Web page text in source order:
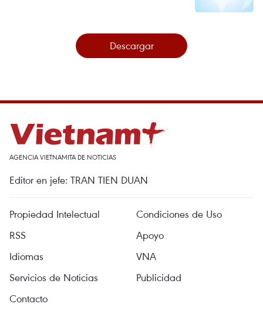
Descargar
AGENCIA VIETNAMITA DE NOTICIAS
Editor en jefe: TRAN TIEN DUAN
Propiedad Intelectual
Condiciones de Uso
RSS
Apoyo
Idiomas
VNA
Servicios de Noticias
Publicidad
Contacto